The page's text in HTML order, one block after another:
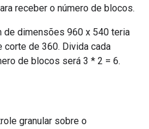
receber o número de blocos.
de dimensões 960 x 540 teria
corte de 360. Divida cada
de blocos será 3 * 2 = 6.
granular sobre o